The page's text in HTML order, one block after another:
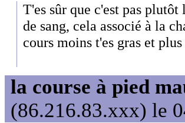
T'es sûr que c'est pas
de sang, cela associé à la
cours moins t'es gras et
la course à pied
(86.216.83.xxx) le